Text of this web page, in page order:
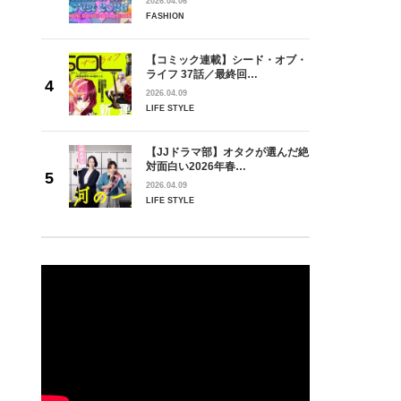
FASHION
【コミック連載】シード・オブ・
ライフ 37話／最終回…
2026.04.09
LIFE STYLE
【JJドラマ部】オタクが選んだ絶
対面白い2026年春…
2026.04.09
LIFE STYLE